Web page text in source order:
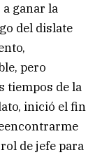
a ganar la
del dislate
pero
tiempos de la
inició el fin
de jefe para